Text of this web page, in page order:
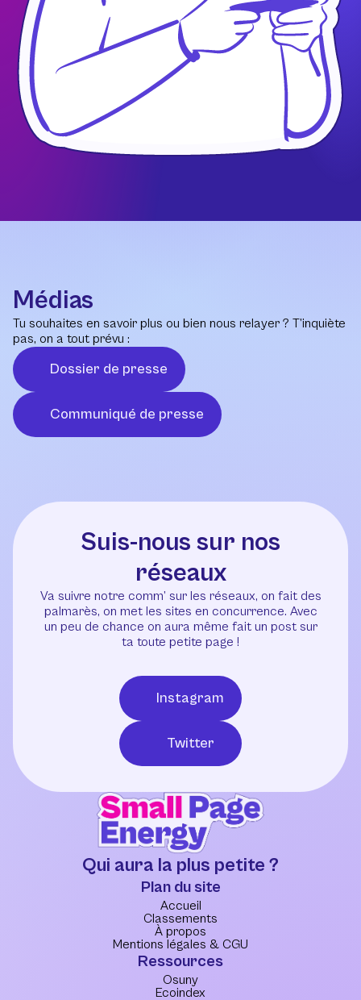
Médias
Tu souhaites en savoir plus ou bien nous relayer ? T’inquiète
pas, on a tout prévu :
Dossier de presse
Communiqué de presse
Suis-nous sur nos
réseaux
Va suivre notre comm’ sur les réseaux, on fait des
palmarès, on met les sites en concurrence. Avec
un peu de chance on aura même fait un post sur
ta toute petite page !
Instagram
Twitter
Qui aura la plus petite ?
Plan du site
Accueil
Classements
À propos
Mentions légales & CGU
Ressources
Osuny
Ecoindex